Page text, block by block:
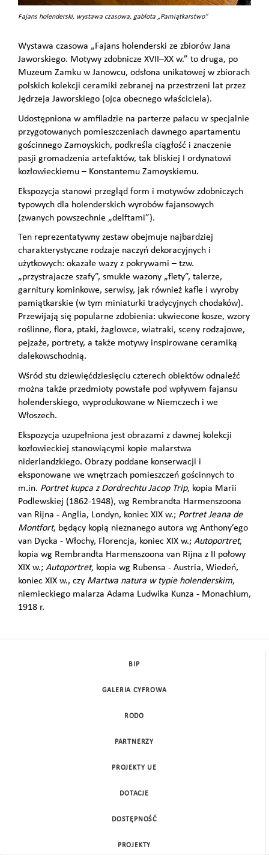
Fajans holenderski, wystawa czasowa, gablota „Pamiątkarstwo”
Wystawa czasowa „Fajans holenderski ze zbiorów Jana
Jaworskiego. Motywy zdobnicze XVII–XX w.” to druga, po
Muzeum Zamku w Janowcu, odsłona unikatowej w zbiorach
polskich kolekcji ceramiki zebranej na przestrzeni lat przez
Jędrzeja Jaworskiego (ojca obecnego właściciela).
Udostępniona w amfiladzie na parterze pałacu w specjalnie
przy­gotowanych pomieszczeniach dawnego apartamentu
gościnnego Za­moyskich, podkreśla ciągłość i znaczenie
pasji gromadzenia artefak­tów, tak bliskiej I ordynatowi
kozłowieckiemu – Konstantemu Zamoyskiemu.
Ekspozycja stanowi przegląd form i motywów zdobniczych
typowych dla holenderskich wyrobów fajansowych
(zwanych powszechnie „delftami”).
Ten reprezentatywny zestaw obejmuje najbardziej
charaktery­styczne rodzaje naczyń dekoracyjnych i
użytkowych: okazałe wazy z pokrywami – tzw.
„przystrajacze szafy”, smukłe wazony „flety”, talerze,
garnitury kominkowe, serwisy, jak również ka­fle i wyroby
pamiątkarskie (w tym minia­turki tradycyjnych chodaków).
Przewijają się popularne zdobienia: ukwiecone kosze, wzory
roślinne, flora, ptaki, żaglowce, wia­traki, sceny rodzajowe,
pejzaże, portrety, a także motywy inspiro­wane ceramiką
dalekowschodnią.
Wśród stu dziewięćdziesięciu czterech obiektów odnaleźć
można także przedmioty powstałe pod wpływem fajansu
holenderskiego, wyprodukowane w Niemczech i we
Włoszech.
Ekspozycja uzupełniona jest obra­zami z dawnej kolekcji
kozłowiec­kiej stanowiącymi kopie malar­stwa
niderlandzkiego. Obrazy poddane konserwacji i
eksponowane we wnętrzach pomieszczeń gościnnych to
m.in. Portret kupca z Dordrechtu Jacop Trip, kopia Marii
Podlewskiej (1862-1948), wg Rembrandta Harmenszoona
van Rĳna - Anglia, Londyn, koniec XIX w.; Portret Jeana de
Montfort, będący kopią nieznanego autora wg Anthony’ego
van Dycka - Włochy, Florencja, koniec XIX w.; Autoportret,
kopia wg Rembrandta Harmenszoona van Rĳna z II połowy
XIX w.; Autoportret, kopia wg Rubensa - Austria, Wiedeń,
koniec XIX w., czy Martwa natura w typie holenderskim,
niemieckiego malarza Adama Ludwika Kunza - Monachium,
1918 r.
BIP
GALERIA CYFROWA
RODO
PARTNERZY
PROJEKTY UE
DOTACJE
DOSTĘPNOŚĆ
PROJEKTY